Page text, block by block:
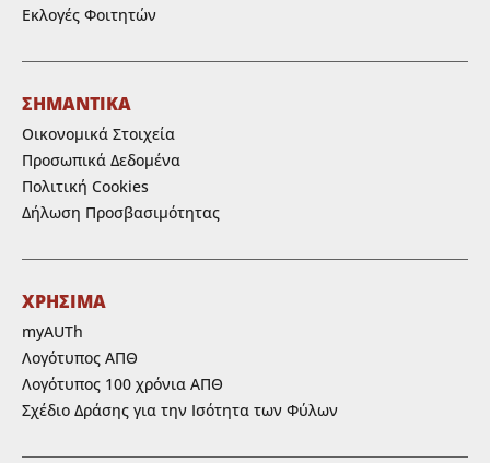
Εκλογές Φοιτητών
ΣΗΜΑΝΤΙΚΑ
Οικονομικά Στοιχεία
Προσωπικά Δεδομένα
Πολιτική Cookies
Δήλωση Προσβασιμότητας
ΧΡΗΣΙΜΑ
myAUTh
Λογότυπος ΑΠΘ
Λογότυπος 100 χρόνια ΑΠΘ
Σχέδιο Δράσης για την Ισότητα των Φύλων